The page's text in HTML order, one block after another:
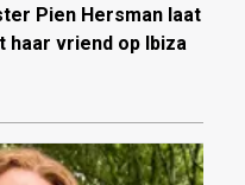
Pien Hersman laat
haar vriend op Ibiza